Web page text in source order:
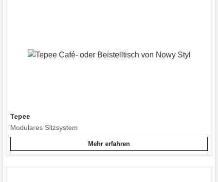
Tepee
Modulares Sitzsystem
Mehr erfahren